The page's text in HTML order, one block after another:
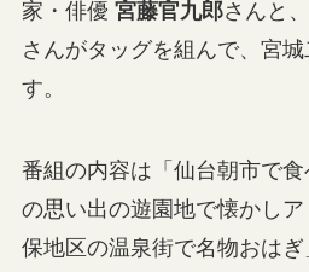
家・俳優 宮藤官九郎さんと
さんがタッグを組んで、宮
す。
番組の内容は「仙台朝市で
の思い出の遊園地で懐かし
保地区の温泉街で名物おは